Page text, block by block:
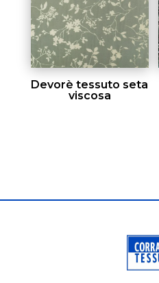
Devorè tessuto seta
viscosa